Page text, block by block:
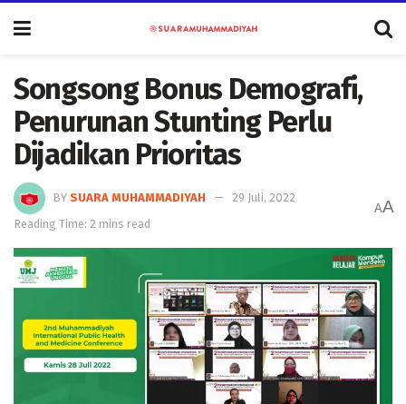
Songsong Bonus Demografi,
Penurunan Stunting Perlu
Dijadikan Prioritas
BY SUARA MUHAMMADIYAH
29 Juli, 2022
Reading Time: 2 mins read
AA